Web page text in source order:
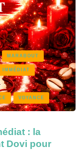
MARABOUT
IMMÉDIAT
VOYANCE
: la
Dovi pour